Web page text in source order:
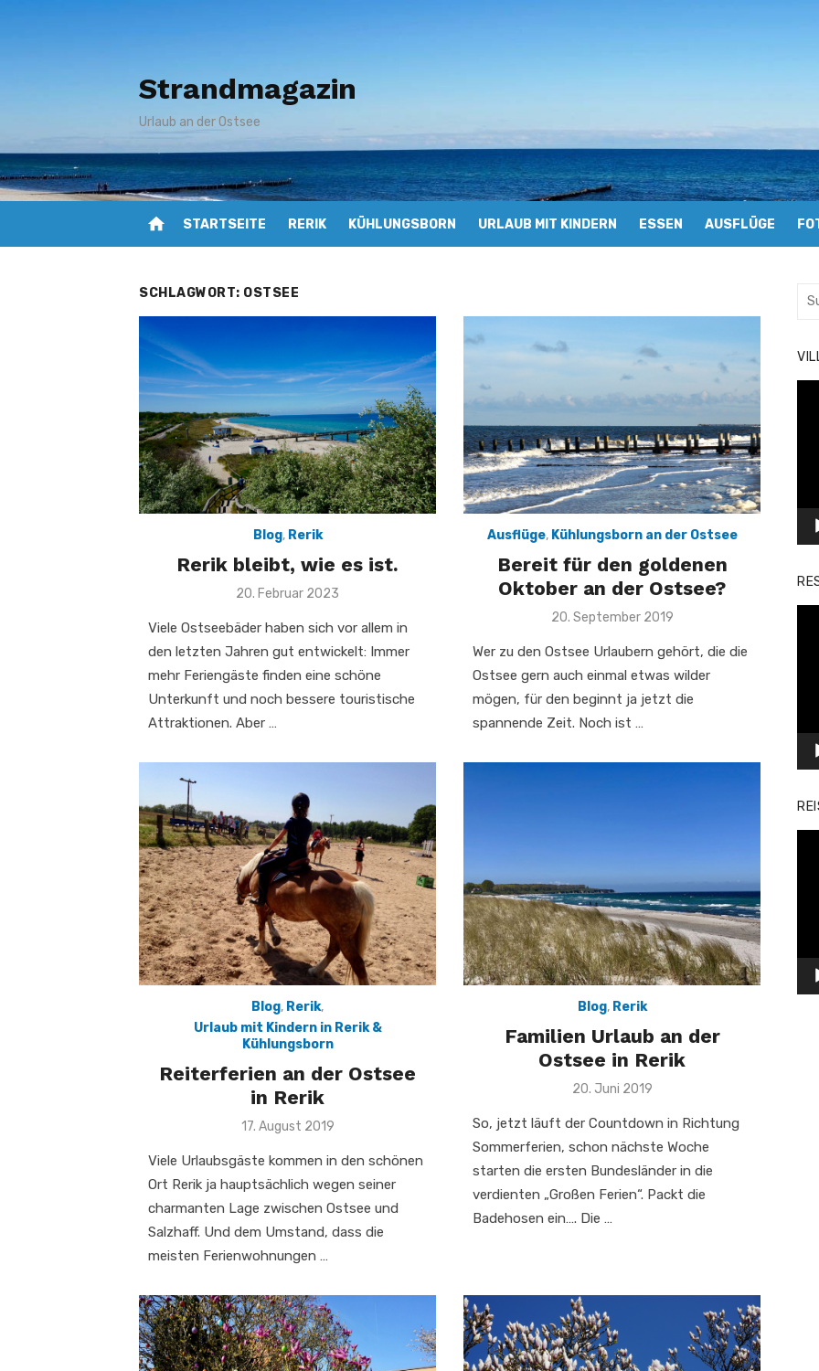
Strandmagazin
Urlaub an der Ostsee
home STARTSEITE RERIK KÜHLUNGSBORN URLAUB MIT KINDERN ESSEN AUSFLÜGE
SCHLAGWORT: OSTSEE
Blog, Rerik
Rerik bleibt, wie es ist.
Veröffentlicht
20. Februar 2023
Viele Ostseebäder haben sich vor allem in
den letzten Jahren gut entwickelt: Immer
mehr Feriengäste finden eine schöne
Unterkunft und noch bessere touristische
Attraktionen. Aber …
Ausflüge, Kühlungsborn an der Ostsee
Bereit für den goldenen
Oktober an der Ostsee?
Veröffentlicht
20. September 2019
Wer zu den Ostsee Urlaubern gehört, die die
Ostsee gern auch einmal etwas wilder
mögen, für den beginnt ja jetzt die
spannende Zeit. Noch ist …
Blog, Rerik,
Urlaub mit Kindern in Rerik &
Kühlungsborn
Reiterferien an der Ostsee
in Rerik
Veröffentlicht
17. August 2019
Viele Urlaubsgäste kommen in den schönen
Ort Rerik ja hauptsächlich wegen seiner
charmanten Lage zwischen Ostsee und
Salzhaff. Und dem Umstand, dass die
meisten Ferienwohnungen …
Blog, Rerik
Familien Urlaub an der
Ostsee in Rerik
Veröffentlicht
20. Juni 2019
So, jetzt läuft der Countdown in Richtung
Sommerferien, schon nächste Woche
starten die ersten Bundesländer in die
verdienten „Großen Ferien“. Packt die
Badehosen ein…. Die …